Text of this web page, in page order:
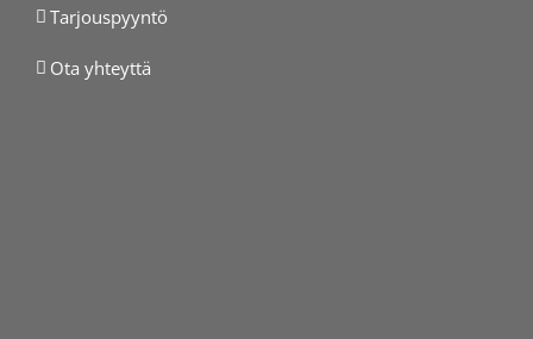
Tarjouspyyntö
Ota yhteyttä